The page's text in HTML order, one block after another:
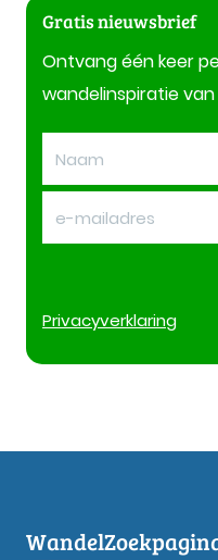
Gratis nieuwsbrief
Ontvang één keer
wandelinspiratie
Privacyverklaring